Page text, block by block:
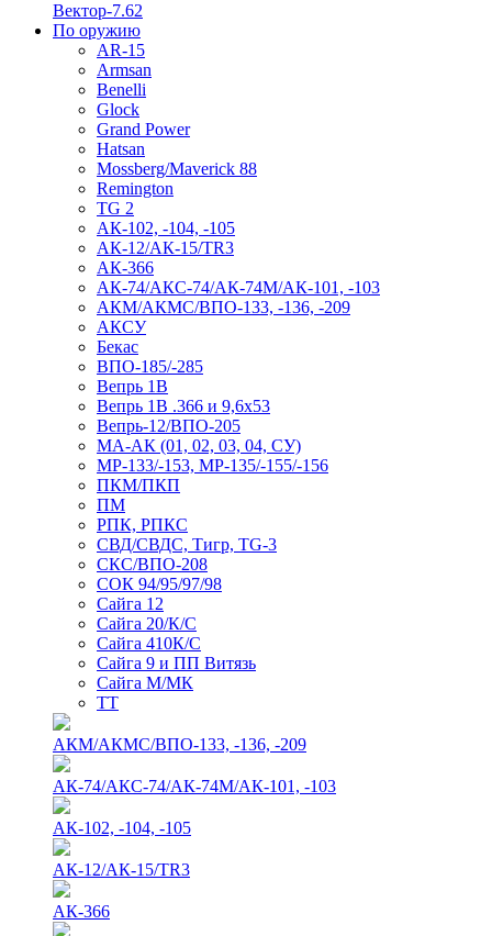
Вектор-7.62
По оружию
AR-15
Armsan
Benelli
Glock
Grand Power
Hatsan
Mossberg/Maverick 88
Remington
TG 2
АК-102, -104, -105
АК-12/АК-15/TR3
АК-366
АК-74/АКС-74/АК-74М/АК-101, -103
АКМ/АКМС/ВПО-133, -136, -209
АКСУ
Бекас
ВПО-185/-285
Вепрь 1В
Вепрь 1В .366 и 9,6х53
Вепрь-12/ВПО-205
МА-АК (01, 02, 03, 04, СУ)
МР-133/-153, МР-135/-155/-156
ПКМ/ПКП
ПМ
РПК, РПКС
СВД/СВДС, Тигр, TG-3
СКС/ВПО-208
СОК 94/95/97/98
Сайга 12
Сайга 20/К/С
Сайга 410К/С
Сайга 9 и ПП Витязь
Сайга М/МК
ТТ
АКМ/АКМС/ВПО-133, -136, -209
АК-74/АКС-74/АК-74М/АК-101, -103
АК-102, -104, -105
АК-12/АК-15/TR3
АК-366